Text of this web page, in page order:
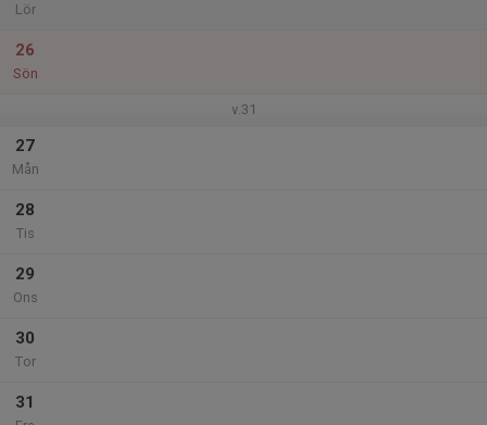
Lör
26
Sön
v.31
27
Mån
28
Tis
29
Ons
30
Tor
31